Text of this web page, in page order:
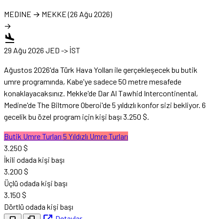
MEDINE → MEKKE (26 Ağu 2026)
→
flight_land
29 Ağu 2026 JED -> İST
Ağustos 2026'da Türk Hava Yolları ile gerçekleşecek bu butik
umre programında, Kabe'ye sadece 50 metre mesafede
konaklayacaksınız. Mekke'de Dar Al Tawhid Intercontinental,
Medine'de The Biltmore Oberoi'de 5 yıldızlı konfor sizi bekliyor. 6
gecelik bu özel program için kişi başı 3.250 $.
Butik Umre Turları 5 Yıldızlı Umre Turları
3.250 $
İkili odada kişi başı
3.200 $
Üçlü odada kişi başı
3.150 $
Dörtlü odada kişi başı